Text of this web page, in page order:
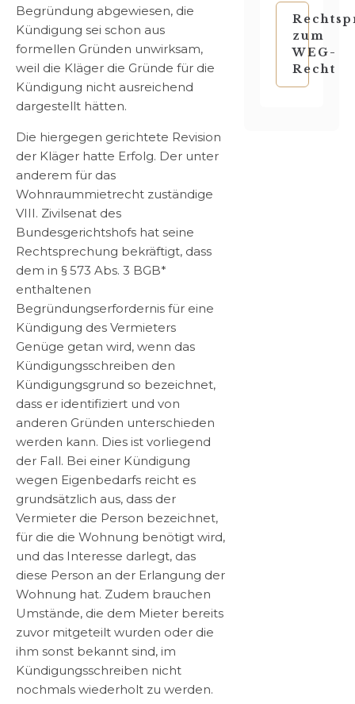
Begründung abgewiesen, die
Kündigung sei schon aus
formellen Gründen unwirksam,
weil die Kläger die Gründe für die
Kündigung nicht ausreichend
dargestellt hätten.
Die hiergegen gerichtete Revision
der Kläger hatte Erfolg. Der unter
anderem für das
Wohnraummietrecht zuständige
VIII. Zivilsenat des
Bundesgerichtshofs hat seine
Rechtsprechung bekräftigt, dass
dem in § 573 Abs. 3 BGB*
enthaltenen
Begründungserfordernis für eine
Kündigung des Vermieters
Genüge getan wird, wenn das
Kündigungsschreiben den
Kündigungsgrund so bezeichnet,
dass er identifiziert und von
anderen Gründen unterschieden
werden kann. Dies ist vorliegend
der Fall. Bei einer Kündigung
wegen Eigenbedarfs reicht es
grundsätzlich aus, dass der
Vermieter die Person bezeichnet,
für die die Wohnung benötigt wird,
und das Interesse darlegt, das
diese Person an der Erlangung der
Wohnung hat. Zudem brauchen
Umstände, die dem Mieter bereits
zuvor mitgeteilt wurden oder die
ihm sonst bekannt sind, im
Kündigungsschreiben nicht
nochmals wiederholt zu werden.
zum
WEG-
Recht